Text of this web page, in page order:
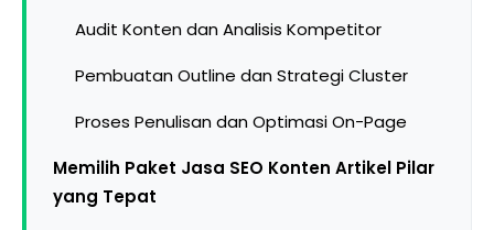
Audit Konten dan Analisis Kompetitor
Pembuatan Outline dan Strategi Cluster
Proses Penulisan dan Optimasi On-Page
Memilih Paket Jasa SEO Konten Artikel Pilar
yang Tepat